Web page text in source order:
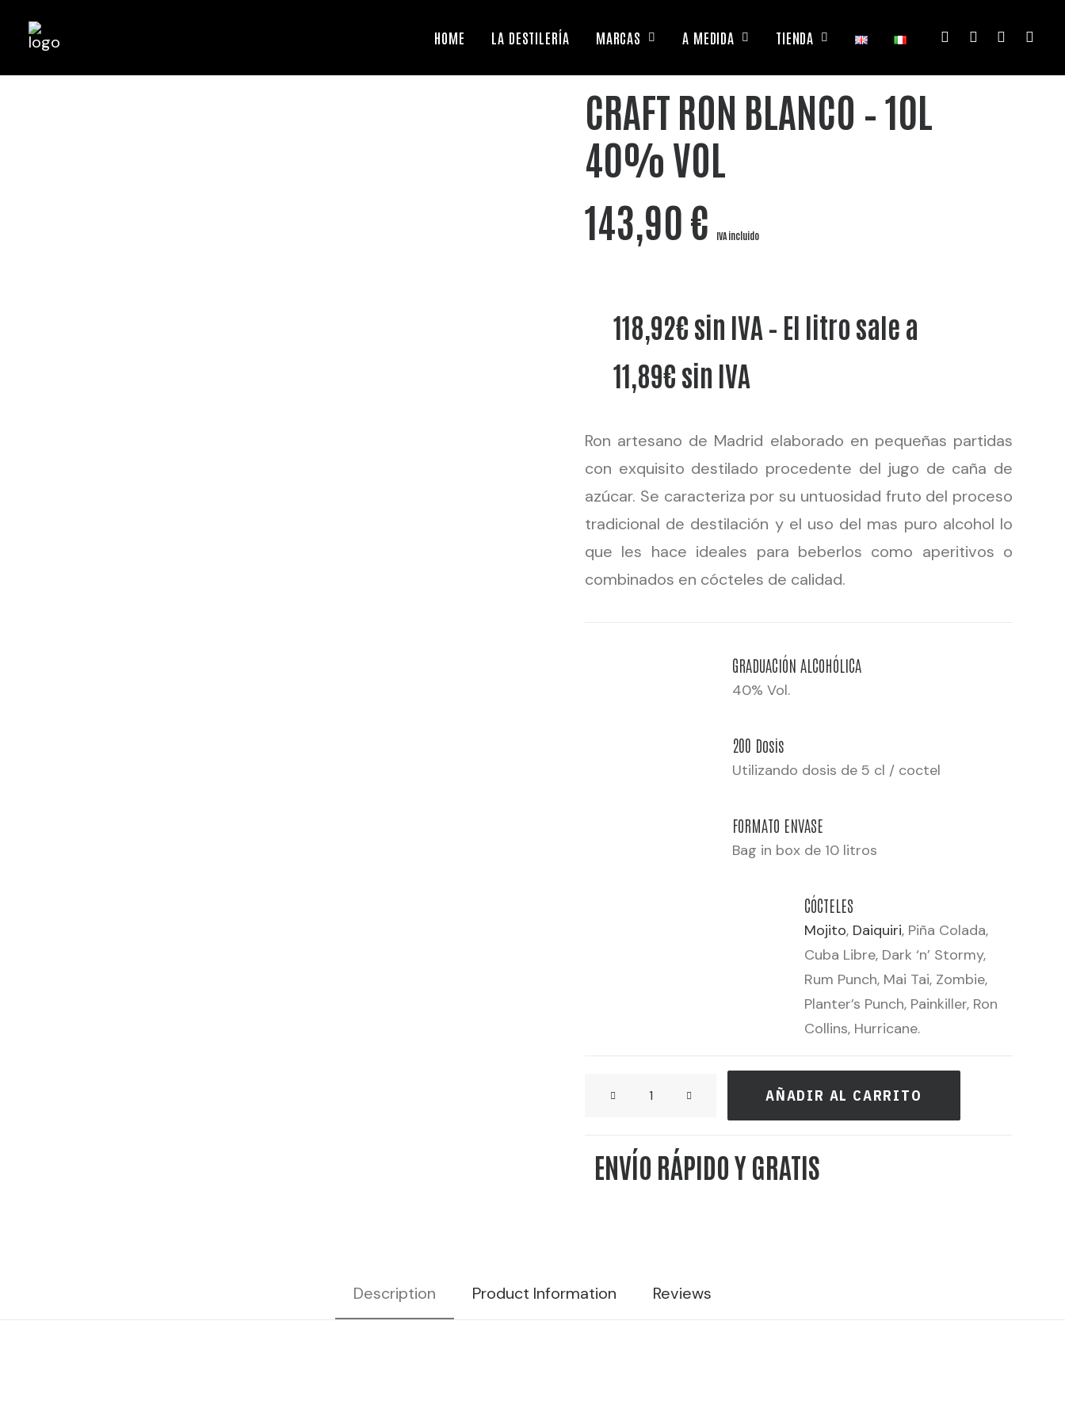
HOME LA DESTILERÍA MARCAS A MEDIDA TIENDA
CRAFT RON BLANCO – 10L
40% VOL
143,90€ IVA incluido
118,92€ sin IVA – El litro sale a
11,89€ sin IVA
Ron artesano de Madrid elaborado en pequeñas partidas
con exquisito destilado procedente del jugo de caña de
azúcar. Se caracteriza por su untuosidad fruto del proceso
tradicional de destilación y el uso del mas puro alcohol lo
que les hace ideales para beberlos como aperitivos o
combinados en cócteles de calidad.
GRADUACIÓN ALCOHÓLICA
40% Vol.
200 Dosis
Utilizando dosis de 5 cl / coctel
FORMATO ENVASE
Bag in box de 10 litros
CÓCTELES
Mojito, Daiquiri, Piña Colada,
Cuba Libre, Dark ‘n’ Stormy,
Rum Punch, Mai Tai, Zombie,
Planter’s Punch, Painkiller, Ron
Collins, Hurricane.
AÑADIR AL CARRITO
ENVÍO RÁPIDO Y GRATIS
Description Product Information Reviews